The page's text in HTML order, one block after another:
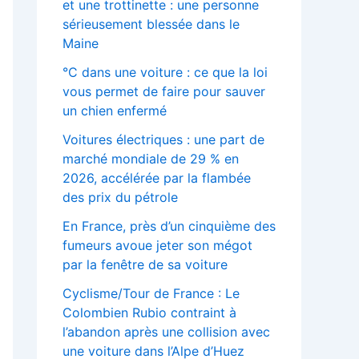
et une trottinette : une personne
sérieusement blessée dans le
Maine
°C dans une voiture : ce que la loi
vous permet de faire pour sauver
un chien enfermé
Voitures électriques : une part de
marché mondiale de 29 % en
2026, accélérée par la flambée
des prix du pétrole
En France, près d’un cinquième des
fumeurs avoue jeter son mégot
par la fenêtre de sa voiture
Cyclisme/Tour de France : Le
Colombien Rubio contraint à
l’abandon après une collision avec
une voiture dans l’Alpe d’Huez